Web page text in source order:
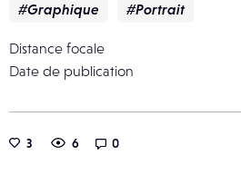
#Graphique #Portrait
Distance focale
Date de publication
3 6 0